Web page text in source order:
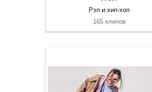
Рэп и хип-хоп
165 клипов